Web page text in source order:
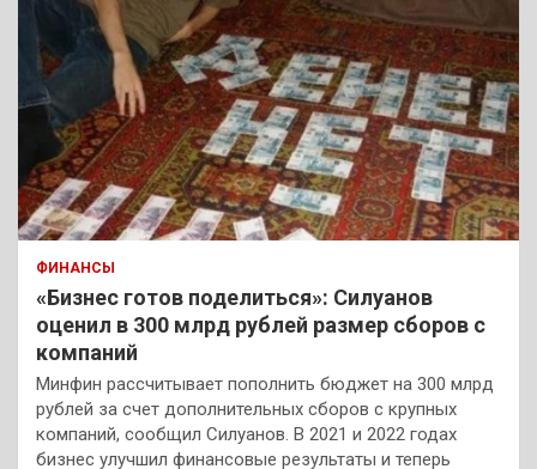
ФИНАНСЫ
«Бизнес готов поделиться»: Силуанов
оценил в 300 млрд рублей размер сборов с
компаний
Минфин рассчитывает пополнить бюджет на 300 млрд
рублей за счет дополнительных сборов с крупных
компаний, сообщил Силуанов. В 2021 и 2022 годах
бизнес улучшил финансовые результаты и теперь